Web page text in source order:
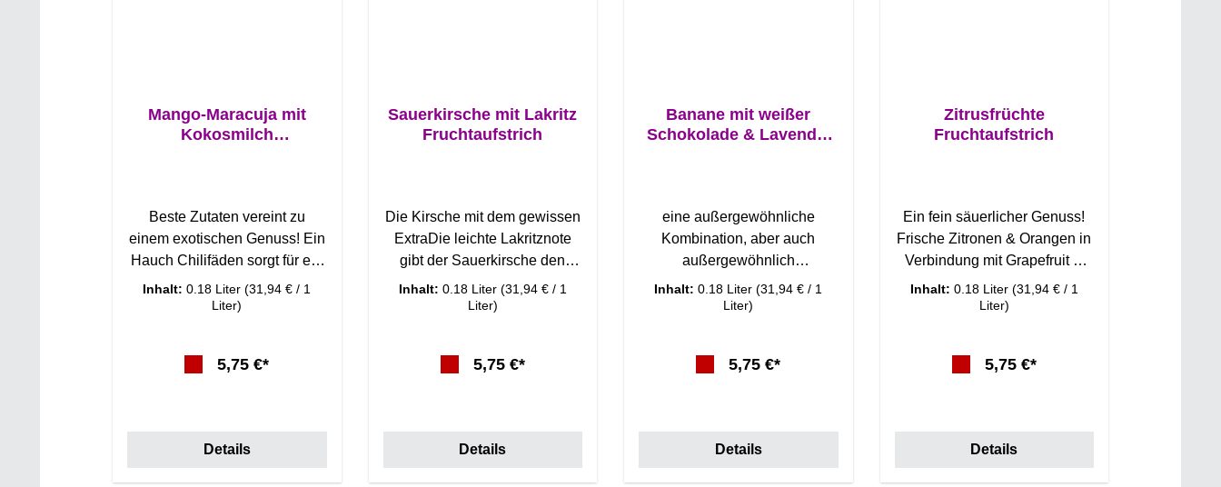
Mango-Maracuja mit
Kokosmilch
Beste Zutaten vereint zu
einem exotischen Genuss! Ein
Hauch Chilifäden sorgt für ein
leichtes Extra-Kribbeln auf der
Zunge... Fruchtaufstrich,
Konfitürenverordnung der
und geringeren Zuckeranteil
von< 50%. Konfitüren und
Inhalt:0.18 Liter(31,94 € / 1
Liter)
5,75 €*
Details
Sauerkirsche mit Lakritz
Fruchtaufstrich
Die Kirsche mit dem gewissen
ExtraDie leichte Lakritznote
gibt der Sauerkirsche den
Extrakick!Fruchtaufstrich,
Marmelade oder
stehen Fruchtaufstriche für
von< 50%. Konfitüren und
Marmeladen haben einen
Inhalt: 0.18 Liter (31,94 € / 1
Liter)
5,75 €*
Details
Banane mit weißer
Schokolade & Lavendel
eine außergewöhnliche
Kombination, aber auch
außergewöhnlich
lecker!Banane und
Schokolade und Lavendel - Ihr
Marmelade oder Konfitüre?
stehen Fruchtaufstriche für
einen höheren Fruchtanteil
Inhalt:0.18 Liter(31,94 € / 1
Liter)
5,75 €*
Details
Zitrusfrüchte
Fruchtaufstrich
Ein fein säuerlicher Genuss!
Frische Zitronen & Orangen in
Verbindung mit Grapefruit &
Minze. Fruchtaufstrich,
Marmelade oder Konfitüre?
stehen Fruchtaufstriche für
von< 50%. Konfitüren und
Marmeladen haben einen
Inhalt: 0.18 Liter (31,94 € / 1
Liter)
5,75 €*
Details